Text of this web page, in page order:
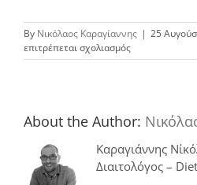
By Νικόλαος Καραγίαννης | 25
επιτρέπεται σχολιασμόςστο
Κοτόπουλο
κολοκυθάκια
About the Author:
Καραγιάννης
Διαιτολόγος –